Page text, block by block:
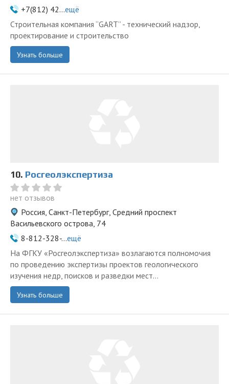
+7(812) 42...ещё
Строительная компания “GART” - технический надзор,
проектирование и строительство
Узнать больше
10. Росгеолэкспертиза
нет отзывов
Россия, Санкт-Петербург, Средний проспект
Васильевского острова, 74
8-812-328-...ещё
На ФГКУ «Росгеолэкспертиза» возлагаются полномочия
по проведению экспертизы проектов геологического
изучения недр, поисков и разведки мест...
Узнать больше